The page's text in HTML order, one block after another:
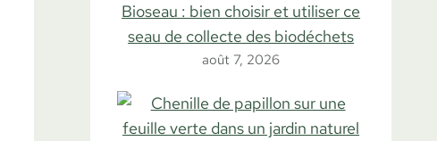
Bioseau : bien choisir et utiliser ce
seau de collecte des biodéchets
août 7, 2026